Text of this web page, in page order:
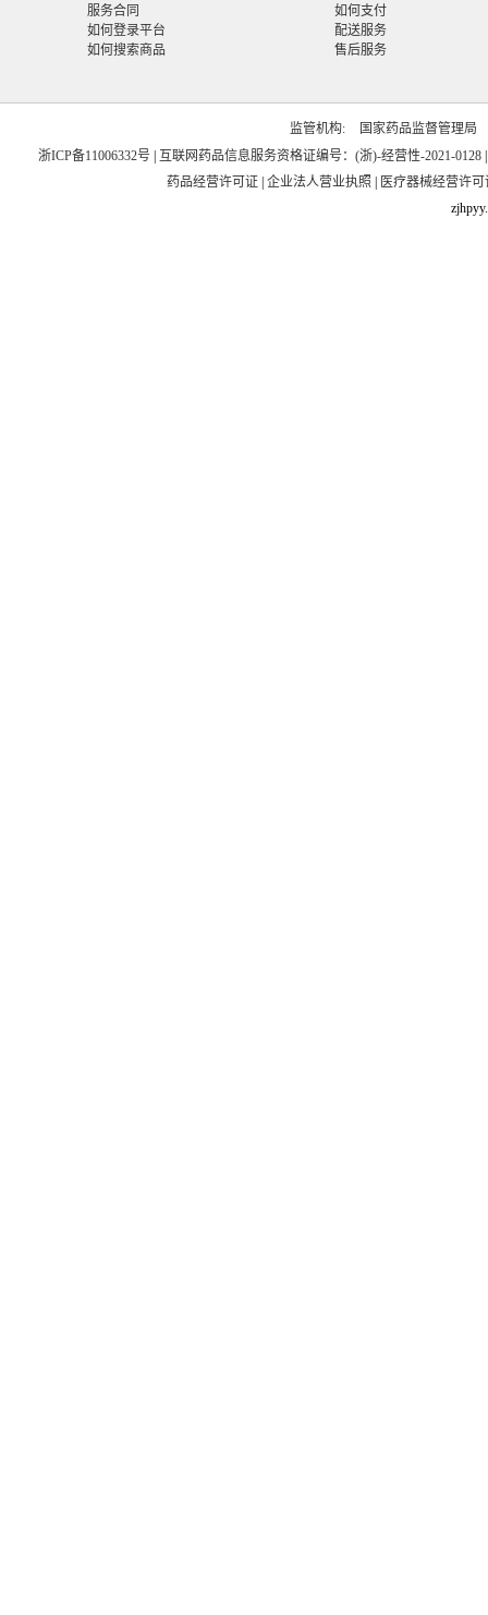
服务合同
如何登录平台
如何搜索商品
如何支付
配送服务
售后服务
监管机构:
国家药品监督管理局
浙ICP备11006332号
互联网药品信息服务资格证编号：(浙)-经营性-2021-0128
药品经营许可证
企业法人营业执照
医疗器械经营许可